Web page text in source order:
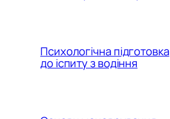
Психологічна підготовка
до іспиту з водіння